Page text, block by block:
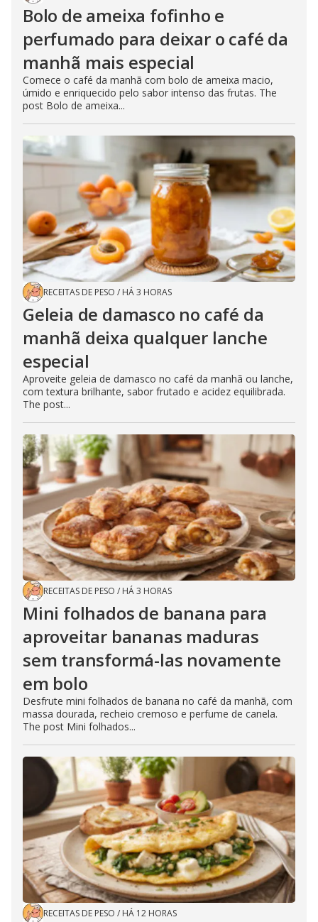
Bolo de ameixa fofinho e
perfumado para deixar o café da
manhã mais especial
Comece o café da manhã com bolo de ameixa macio,
úmido e enriquecido pelo sabor intenso das frutas. The
post Bolo de ameixa...
RECEITAS DE PESO / HÁ 3 HORAS
Geleia de damasco no café da
manhã deixa qualquer lanche
especial
Aproveite geleia de damasco no café da manhã ou lanche,
com textura brilhante, sabor frutado e acidez equilibrada.
The post...
RECEITAS DE PESO / HÁ 3 HORAS
Mini folhados de banana para
aproveitar bananas maduras
sem transformá-las novamente
em bolo
Desfrute mini folhados de banana no café da manhã, com
massa dourada, recheio cremoso e perfume de canela.
The post Mini folhados...
RECEITAS DE PESO / HÁ 12 HORAS